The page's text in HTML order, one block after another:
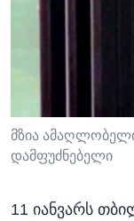
მზია
დამფუძნებელი
11 იანვარს